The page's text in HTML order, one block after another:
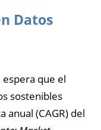
Datos
espera que el
sostenibles
anual (CAGR) del